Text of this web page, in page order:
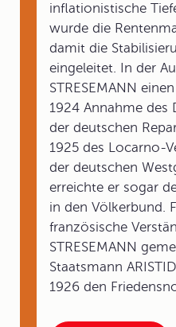
inflationistische
wurde die
damit die
eingeleitet. In der
STRESEMANN
1924 Annahme des
der deutschen
1925 des Locarno-
der deutschen
erreichte er sogar
in den Völkerbund.
französische
STRESEMANN
Staatsmann
1926 den